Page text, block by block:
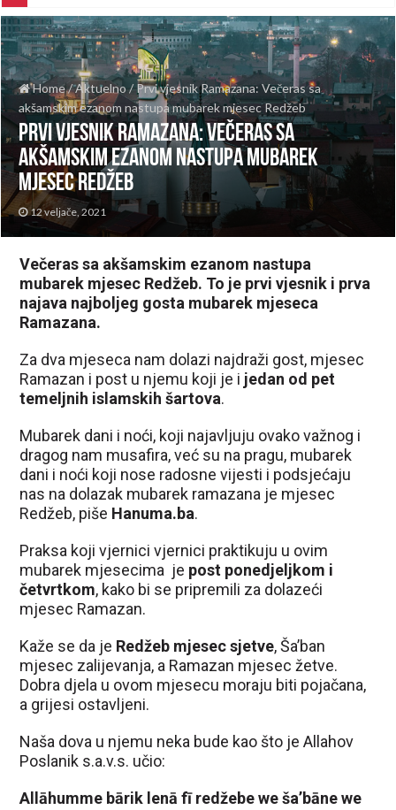
Home/Aktuelno/ Prvi vjesnik Ramazana: Večeras sa
akšamskim ezanom nastupa mubarek mjesec Redžeb
Prvi vjesnik Ramazana: Večeras sa
akšamskim ezanom nastupa mubarek
mjesec Redžeb
12 veljače, 2021
Večeras sa akšamskim ezanom nastupa
mubarek mjesec Redžeb. To je prvi vjesnik i prva
najava najboljeg gosta mubarek mjeseca
Ramazana.
Za dva mjeseca nam dolazi najdraži gost, mjesec
Ramazan i post u njemu koji je i jedan od pet
temeljnih islamskih šartova.
Mubarek dani i noći, koji najavljuju ovako važnog i
dragog nam musafira, već su na pragu, mubarek
dani i noći koji nose radosne vijesti i podsjećaju
nas na dolazak mubarek ramazana je mjesec
Redžeb, piše Hanuma.ba.
Praksa koji vjernici vjernici praktikuju u ovim
mubarek mjesecima je post ponedjeljkom i
četvrtkom, kako bi se pripremili za dolazeći
mjesec Ramazan.
Kaže se da je Redžeb mjesec sjetve, Ša’ban
mjesec zalijevanja, a Ramazan mjesec žetve.
Dobra djela u ovom mjesecu moraju biti pojačana,
a grijesi ostavljeni.
Naša dova u njemu neka bude kao što je Allahov
Poslanik s.a.v.s. učio:
Allāhumme bārik lenā fī redžebe we ša’bāne we